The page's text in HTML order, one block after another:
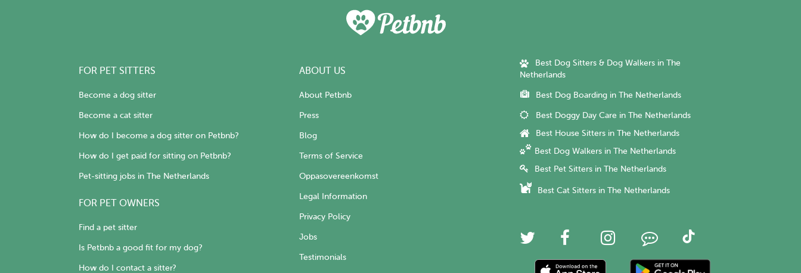
FOR PET SITTERS
Become a dog sitter
Become a cat sitter
How do I become a dog sitter on Petbnb?
How do I get paid for sitting on Petbnb?
Pet-sitting jobs in The Netherlands
FOR PET OWNERS
Find a pet sitter
Is Petbnb a good fit for my dog?
How do I contact a sitter?
ABOUT US
About Petbnb
Press
Blog
Terms of Service
Oppasovereenkomst
Legal Information
Privacy Policy
Jobs
Testimonials
Best Dog Sitters & Dog Walkers in The
Netherlands
Best Dog Boarding in The Netherlands
Best Doggy Day Care in The Netherlands
Best House Sitters in The Netherlands
Best Dog Walkers in The Netherlands
Best Pet Sitters in The Netherlands
Best Cat Sitters in The Netherlands